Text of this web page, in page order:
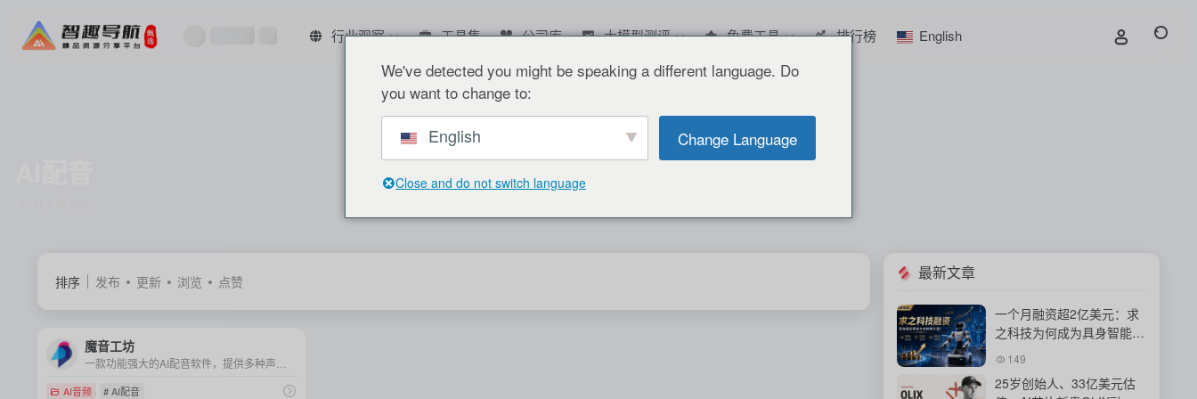
行业观察 工具集 公司库 大模型测评 免费工具 排行榜 English
排序 发布 更新 浏览 点赞
魔音工坊
AI音频 # AI配音
最新文章
一个月融资超2亿美元：求
之科技为何成为具身智能资
本新宠？
149
25岁创始人、33亿美元估
We've detected you might be speaking a different language. Do
you want to change to:
English Change Language
Close and do not switch language